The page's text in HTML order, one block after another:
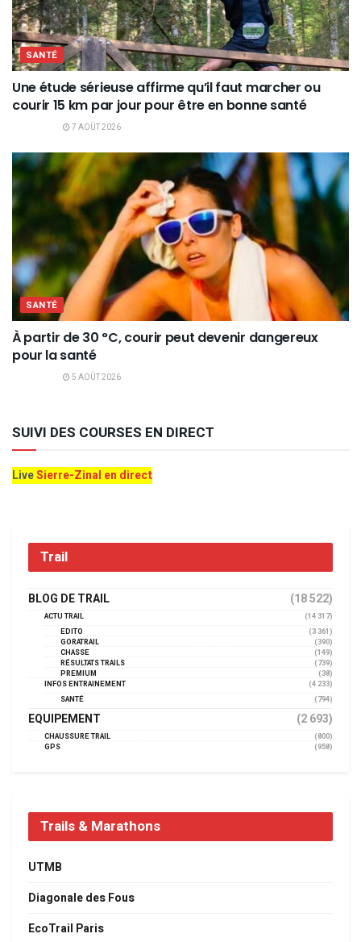
SANTÉ
Une étude sérieuse affirme qu’il faut marcher ou
courir 15 km par jour pour être en bonne santé
7 AOÛT 2026
SANTÉ
À partir de 30 °C, courir peut devenir dangereux
pour la santé
5 AOÛT 2026
SUIVI DES COURSES EN DIRECT
LiveSierre-Zinal en direct
Trail
BLOG DE TRAIL (18 522)
ACTU TRAIL
(14 317)
EDITO
(3 361)
GORATRAIL
(390)
CHASSE
(149)
RÉSULTATS TRAILS
(739)
PREMIUM
(38)
INFOS ENTRAINEMENT
(4 233)
SANTÉ
(794)
EQUIPEMENT (2 693)
CHAUSSURE TRAIL
(800)
GPS
(958)
Trails & Marathons
UTMB
Diagonale des Fous
EcoTrail Paris